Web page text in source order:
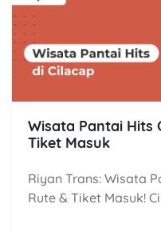
Wisata Pantai Hits
Tiket Masuk
Riyan Trans: Wisata
Rute & Tiket Masuk!